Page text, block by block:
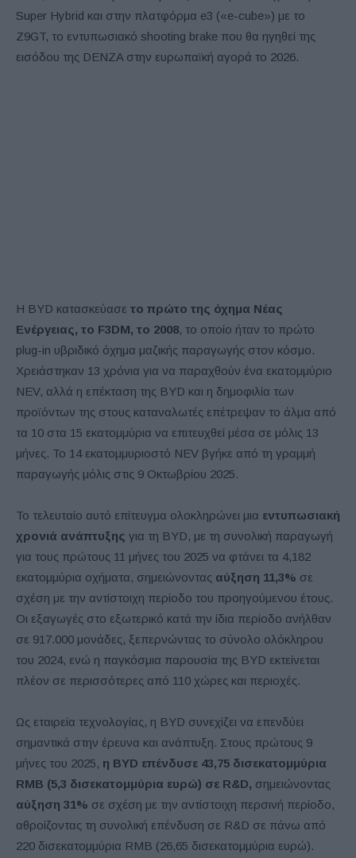
Super Hybrid και στην πλατφόρμα e3 («e-cube») με το
Z9GT, το εντυπωσιακό shooting brake που θα ηγηθεί της
εισόδου της DENZA στην ευρωπαϊκή αγορά το 2026.
Η BYD κατασκεύασε το πρώτο της όχημα Νέας
Ενέργειας, το F3DM, το 2008, το οποίο ήταν το πρώτο
plug-in υβριδικό όχημα μαζικής παραγωγής στον κόσμο.
Χρειάστηκαν 13 χρόνια για να παραχθούν ένα εκατομμύριο
NEV, αλλά η επέκταση της BYD και η δημοφιλία των
προϊόντων της στους καταναλωτές επέτρεψαν το άλμα από
τα 10 στα 15 εκατομμύρια να επιτευχθεί μέσα σε μόλις 13
μήνες. Το 14 εκατομμυριοστό NEV βγήκε από τη γραμμή
παραγωγής μόλις στις 9 Οκτωβρίου 2025.
Το τελευταίο αυτό επίτευγμα ολοκληρώνει μια εντυπωσιακή
χρονιά ανάπτυξης για τη BYD, με τη συνολική παραγωγή
για τους πρώτους 11 μήνες του 2025 να φτάνει τα 4,182
εκατομμύρια οχήματα, σημειώνοντας αύξηση 11,3% σε
σχέση με την αντίστοιχη περίοδο του προηγούμενου έτους.
Οι εξαγωγές στο εξωτερικό κατά την ίδια περίοδο ανήλθαν
σε 917.000 μονάδες, ξεπερνώντας το σύνολο ολόκληρου
του 2024, ενώ η παγκόσμια παρουσία της BYD εκτείνεται
πλέον σε περισσότερες από 110 χώρες και περιοχές.
Ως εταιρεία τεχνολογίας, η BYD συνεχίζει να επενδύει
σημαντικά στην έρευνα και ανάπτυξη. Στους πρώτους 9
μήνες του 2025, η BYD επένδυσε 43,75 δισεκατομμύρια
RMB (5,3 δισεκατομμύρια ευρώ) σε R&D, σημειώνοντας
αύξηση 31% σε σχέση με την αντίστοιχη περσινή περίοδο,
αθροίζοντας τη συνολική επένδυση σε R&D σε πάνω από
220 δισεκατομμύρια RMB (26,65 δισεκατομμύρια ευρώ).